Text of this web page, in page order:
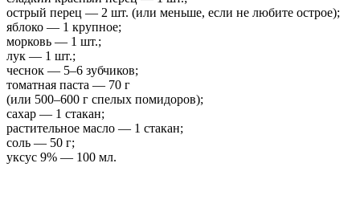
острый перец — 2 шт. (или меньше, если не любите острое);
яблоко — 1 крупное;
морковь — 1 шт.;
лук — 1 шт.;
чеснок — 5–6 зубчиков;
томатная паста — 70 г
(или 500–600 г спелых помидоров);
сахар — 1 стакан;
растительное масло — 1 стакан;
соль — 50 г;
уксус 9% — 100 мл.